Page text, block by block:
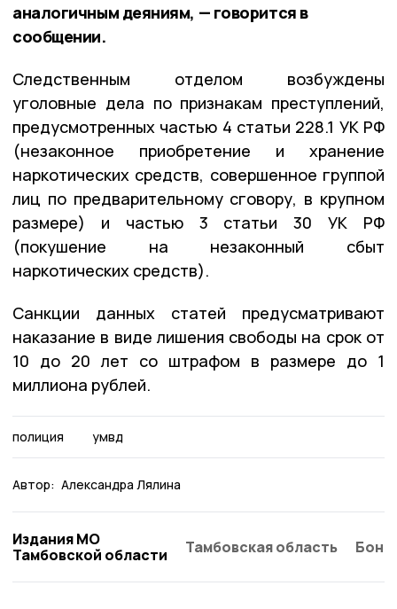
аналогичным деяниям, — говорится в
сообщении.
Следственным отделом возбуждены
уголовные дела по признакам преступлений,
предусмотренных частью 4 статьи 228.1 УК РФ
(незаконное приобретение и хранение
наркотических средств, совершенное группой
лиц по предварительному сговору, в крупном
размере) и частью 3 статьи 30 УК РФ
(покушение на незаконный сбыт
наркотических средств).
Санкции данных статей предусматривают
наказание в виде лишения свободы на срок от
10 до 20 лет со штрафом в размере до 1
миллиона рублей.
полиция умвд
Автор: Александра Лялина
Издания МО
Тамбовской области
Тамбовская область